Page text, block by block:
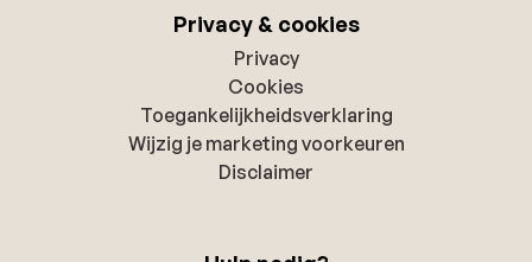
Privacy & cookies
Privacy
Cookies
Toegankelijkheidsverklaring
Wijzig je marketing voorkeuren
Disclaimer